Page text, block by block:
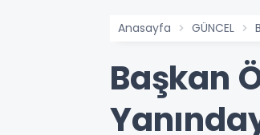
Anasayfa GÜNCEL
Başkan